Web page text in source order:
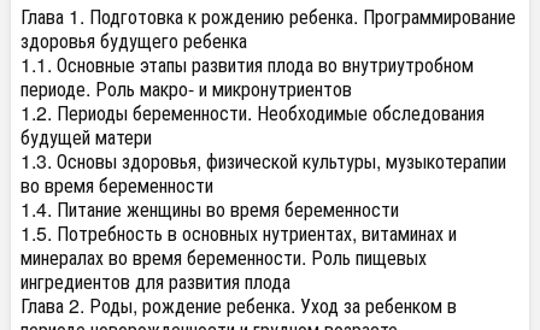
Глава 1. Подготовка к рождению ребенка. Программирование
здоровья будущего ребенка
1.1. Основные этапы развития плода во внутриутробном
периоде. Роль макро- и микронутриентов
1.2. Периоды беременности. Необходимые обследования
будущей матери
1.3. Основы здоровья, физической культуры, музыкотерапии
во время беременности
1.4. Питание женщины во время беременности
1.5. Потребность в основных нутриентах, витаминах и
минералах во время беременности. Роль пищевых
ингредиентов для развития плода
Глава 2. Роды, рождение ребенка. Уход за ребенком в